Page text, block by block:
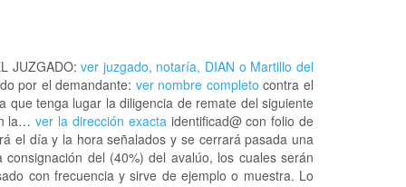
JUZGADO: ver juzgado, notaría, DIAN o Martillo del
por el demandante: ver nombre completo contra el
tenga lugar la diligencia de remate del siguiente
la…ver la dirección exactaidentificad@ con folio de
el día y la hora señalados y se cerrará pasada una
del (40%) del avalúo, los cuales serán
con frecuencia y sirve de ejemplo o muestra. Lo